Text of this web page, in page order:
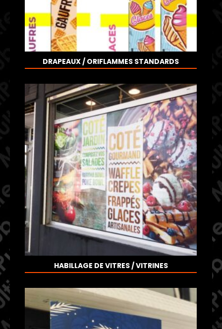
DRAPEAUX / ORIFLAMMES STANDARDS
HABILLAGE DE VITRES / VITRINES